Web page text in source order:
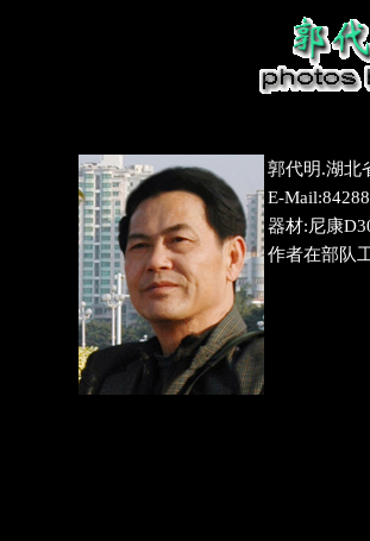
郭代明.湖北
E-
器材:尼康
作者在部队